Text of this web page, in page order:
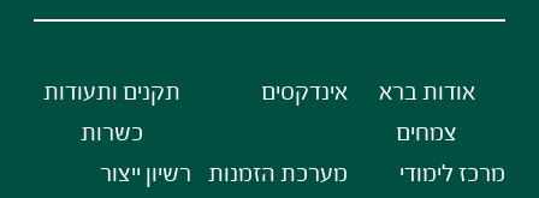
אודות ברא
צמחים
מרכז לימודי
אינדקסים
מערכת הזמנות
תקנים ותעודות
כשרות
רשיון ייצור